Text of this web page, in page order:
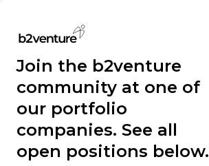
Join the b2venture
community at one of
our portfolio
companies. See all
open positions below.